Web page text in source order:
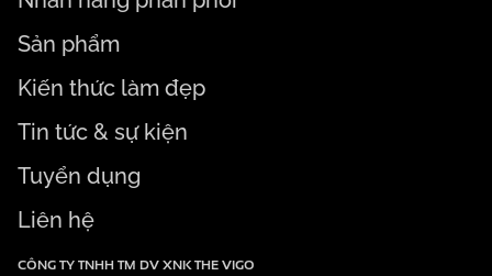
Sản phẩm
Kiến thức làm đẹp
Tin tức & sự kiện
Tuyển dụng
Liên hệ
CÔNG TY TNHH TM DV XNK THE VIGO